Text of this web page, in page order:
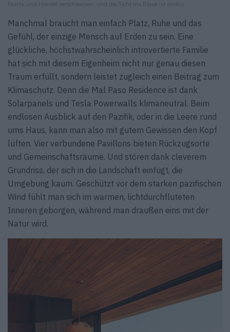
Pazifik und Himmel verschmelzen, und die Sicht ins Blaue ist endlos.
Manchmal braucht man einfach Platz, Ruhe und das
Gefühl, der einzige Mensch auf Erden zu sein. Eine
glückliche, höchstwahrscheinlich introvertierte Familie
hat sich mit diesem Eigenheim nicht nur genau diesen
Traum erfüllt, sondern leistet zugleich einen Beitrag zum
Klimaschutz. Denn die Mal Paso Residence ist dank
Solarpanels und Tesla Powerwalls klimaneutral. Beim
endlosen Ausblick auf den Pazifik, oder in die Leere rund
ums Haus, kann man also mit gutem Gewissen den Kopf
lüften. Vier verbundene Pavillons bieten Rückzugsorte
und Gemeinschaftsräume. Und stören dank cleverem
Grundriss, der sich in die Landschaft einfügt, die
Umgebung kaum. Geschützt vor dem starken pazifischen
Wind fühlt man sich im warmen, lichtdurchfluteten
Inneren geborgen, während man draußen eins mit der
Natur wird.